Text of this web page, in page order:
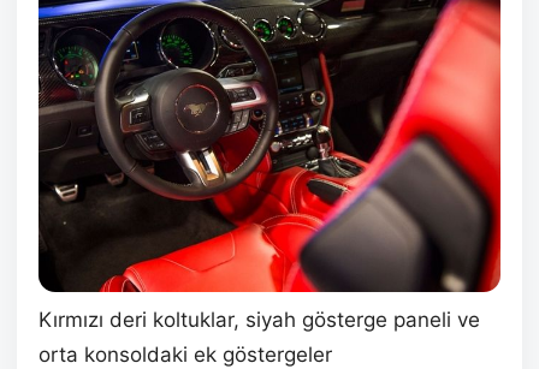
Kırmızı deri koltuklar, siyah gösterge paneli ve
orta konsoldaki ek göstergeler